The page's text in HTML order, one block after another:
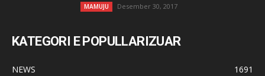
MAMUJU Desember 30, 2017
KATEGORI E POPULLARIZUAR
NEWS
1691